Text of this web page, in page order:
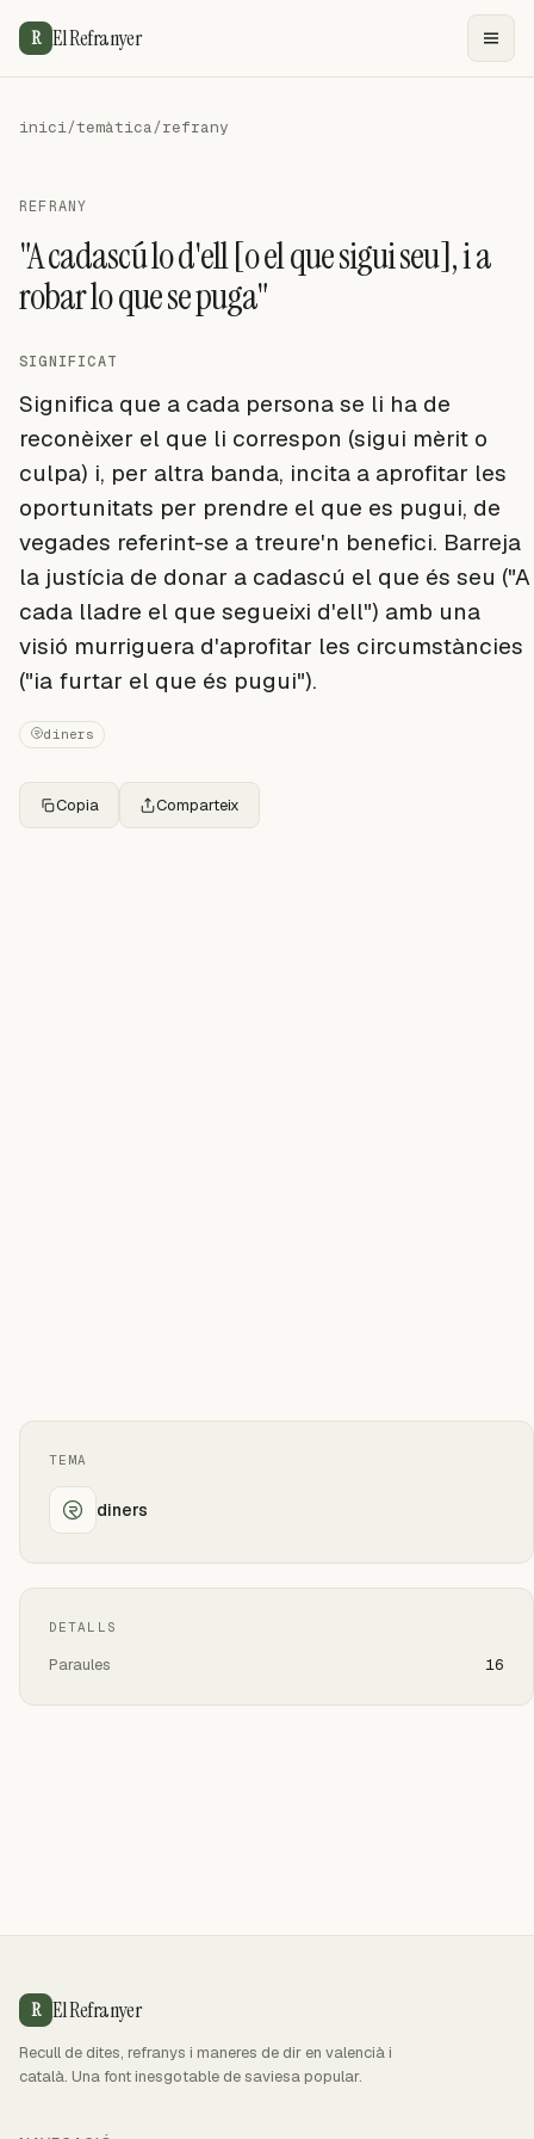
R El Refranyer
inici/temàtica/refrany
REFRANY
"A cadascú lo d'ell [o el que sigui seu], i a
robar lo que se puga"
SIGNIFICAT
Significa que a cada persona se li ha de
reconèixer el que li correspon (sigui mèrit o
culpa) i, per altra banda, incita a aprofitar les
oportunitats per prendre el que es pugui, de
vegades referint-se a treure'n benefici. Barreja
la justícia de donar a cadascú el que és seu ("A
cada lladre el que segueixi d'ell") amb una
visió murriguera d'aprofitar les circumstàncies
("ia furtar el que és pugui").
diners
Copia Comparteix
TEMA
diners
DETALLS
Paraules 16
R El Refranyer
Recull de dites, refranys i maneres de dir en valencià i
català. Una font inesgotable de saviesa popular.